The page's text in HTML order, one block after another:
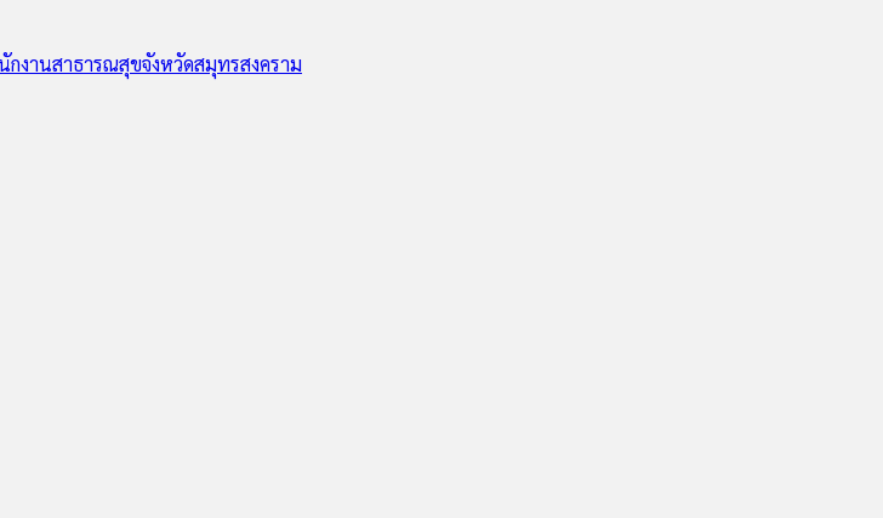
งานสาธารณสุขจังหวัดสมุทรสงคราม